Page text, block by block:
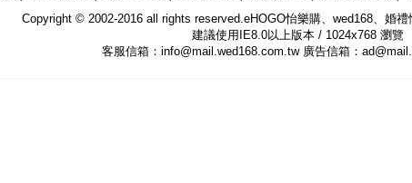
Copyright © 2002-2016 all rights reserved.eHOGO怡樂購、wed168、婚
建議使用IE8.0以上版本 / 1024x768 瀏覽
客服信箱：info@mail.wed168.com.tw 廣告信箱：